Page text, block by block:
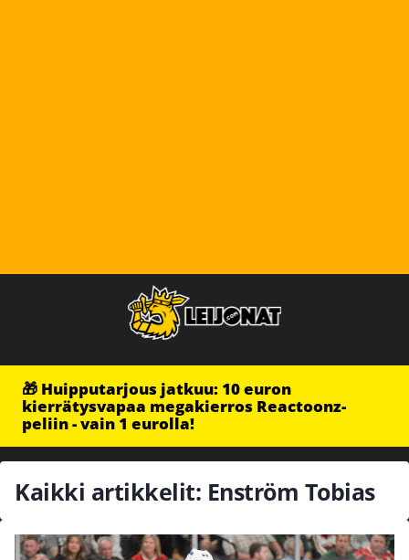
🎁 Huipputarjous jatkuu: 10 euron
kierrätysvapaa megakierros Reactoonz-
peliin - vain 1 eurolla!
Kaikki artikkelit: Enström Tobias